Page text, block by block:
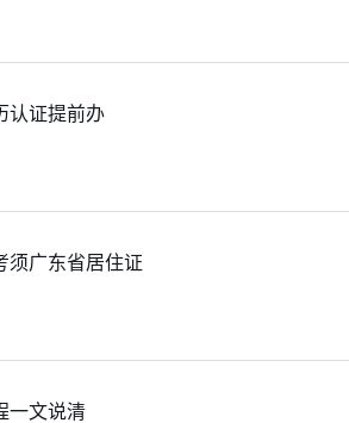
认证提前办
须广东省居住证
一文说清